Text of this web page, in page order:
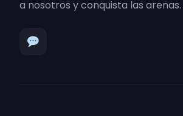
a nosotros y conquista las arenas.